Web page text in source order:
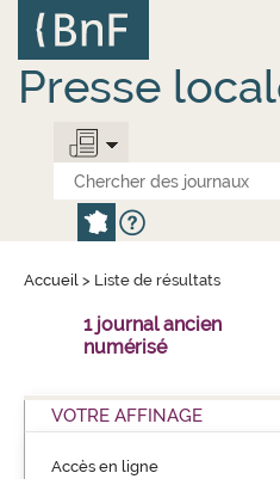
contenu
principal
Presse
Accueil > Liste de résultats
1 journal ancien
numérisé
VOTRE AFFINAGE
Accès en ligne
Panneau de gestion des cookies